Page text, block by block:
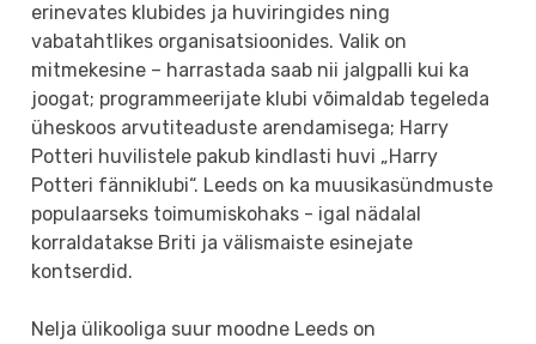
erinevates klubides ja huviringides ning
vabatahtlikes organisatsioonides. Valik on
mitmekesine – harrastada saab nii jalgpalli kui ka
joogat; programmeerijate klubi võimaldab tegeleda
üheskoos arvutiteaduste arendamisega; Harry
Potteri huvilistele pakub kindlasti huvi „Harry
Potteri fänniklubi“. Leeds on ka muusikasündmuste
populaarseks toimumiskohaks - igal nädalal
korraldatakse Briti ja välismaiste esinejate
kontserdid.
Nelja ülikooliga suur moodne Leeds on